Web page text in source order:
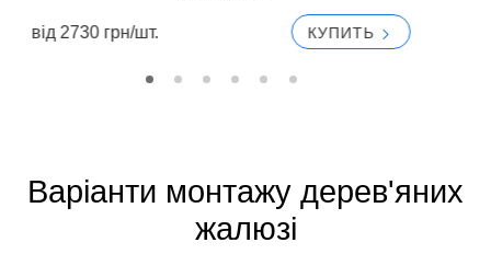
вiд 2730 грн/шт. КУПИТЬ
Варіанти монтажу дерев'яних
жалюзі